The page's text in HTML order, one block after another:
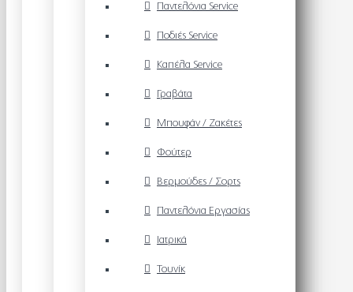
Παντελόνια Service
Ποδιές Service
Καπέλα Service
Γραβάτα
Μπουφάν / Ζακέτες
Φούτερ
Βερμούδες / Σορτς
Παντελόνια Εργασίας
Ιατρικά
Τουνίκ